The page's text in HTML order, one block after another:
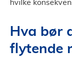
hvilke
Hva bør
flytende